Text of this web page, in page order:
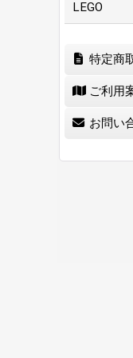
LEGO
特定商
ご利用
お問い